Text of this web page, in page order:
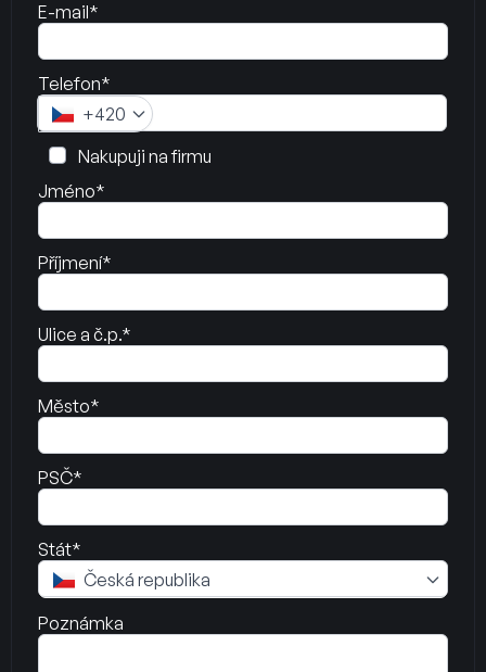
E-mail*
Telefon*
+420
Nakupuji na firmu
Jméno*
Příjmení*
Ulice a č.p.*
Město*
PSČ*
Stát*
Česká republika
Poznámka